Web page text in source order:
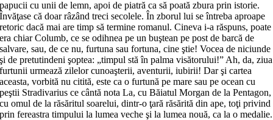
papucii cu unii de lemn, apoi de piatră ca să poată zbura prin istorie.
Învăţase că doar râzând treci secolele. În zborul lui se întreba aproape
retoric dacă mai are timp să termine romanul. Cineva i-a răspuns, poate
era chiar Columb, ce se odihnea pe un buştean pe post de barcă de
salvare, sau, de ce nu, furtuna sau fortuna, cine ştie! Vocea de niciunde
şi de pretutindeni şoptea: „timpul stă în palma visătorului!” Ah, da, ziua
furtunii urmează zilelor cunoaşterii, aventurii, iubirii! Dar şi cartea
aceasta, vorbită nu citită, este ca o furtună pe mare sau pe ocean cu
peştii Stradivarius ce cântă nota La, cu Băiatul Morgan de la Pentagon,
cu omul de la răsăritul soarelui, dintr-o ţară răsărită din ape, toţi privind
prin fereastra timpului la lumea veche şi la lumea nouă, ca la o medalie.